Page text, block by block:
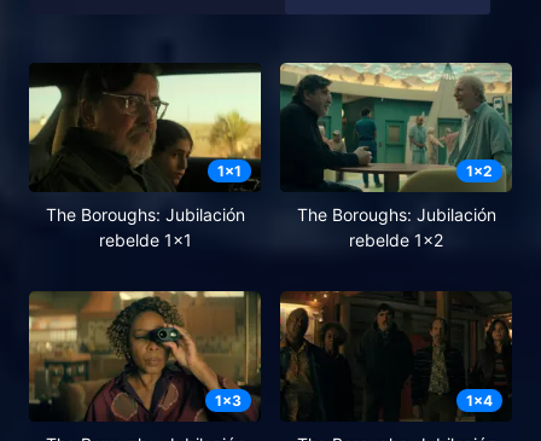
1x1
The Boroughs: Jubilación
rebelde 1x1
1x2
The Boroughs: Jubilación
rebelde 1x2
1x3 1x4